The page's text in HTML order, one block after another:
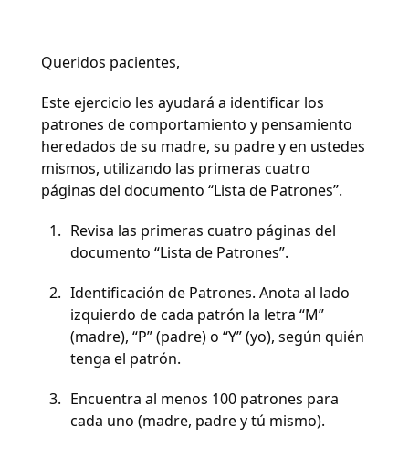
Queridos pacientes,
Este ejercicio les ayudará a identificar los
patrones de comportamiento y pensamiento
heredados de su madre, su padre y en ustedes
mismos, utilizando las primeras cuatro
páginas del documento “Lista de Patrones”.
Revisa las primeras cuatro páginas del
documento “Lista de Patrones”.
Identificación de Patrones. Anota al lado
izquierdo de cada patrón la letra “M”
(madre), “P” (padre) o “Y” (yo), según quién
tenga el patrón.
Encuentra al menos 100 patrones para
cada uno (madre, padre y tú mismo).